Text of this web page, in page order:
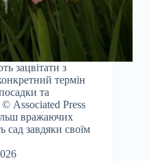
зацвітати з
термін
та
Associated Press
вражаючих
сад завдяки своїм